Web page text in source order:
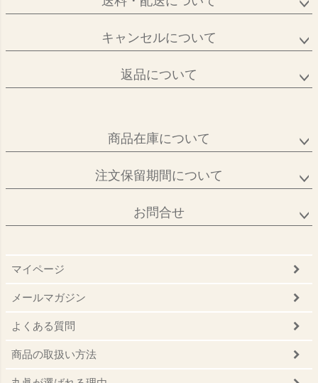
キャンセルについて
返品について
商品在庫について
注文保留期間について
お問合せ
マイページ
メールマガジン
よくある質問
商品の取扱い方法